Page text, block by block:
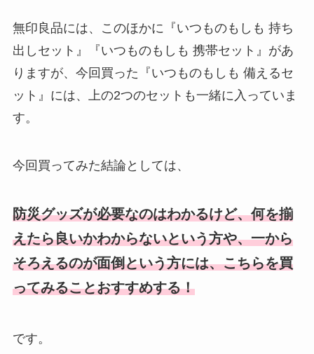
無印良品には、このほかに『いつものもしも 持ち
出しセット』『いつものもしも 携帯セット』があ
りますが、今回買った『いつものもしも 備えるセ
ット』には、上の2つのセットも一緒に入っていま
す。
今回買ってみた結論としては、
防災グッズが必要なのはわかるけど、何を揃
えたら良いかわからないという方や、一から
そろえるのが面倒という方には、こちらを買
ってみることおすすめする！
です。